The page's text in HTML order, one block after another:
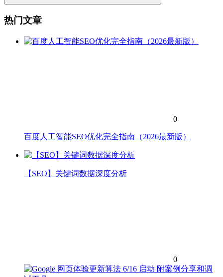
热门文章
0
百度人工智能SEO优化完全指南（2026最新版）
【SEO】关键词数据深度分析
0